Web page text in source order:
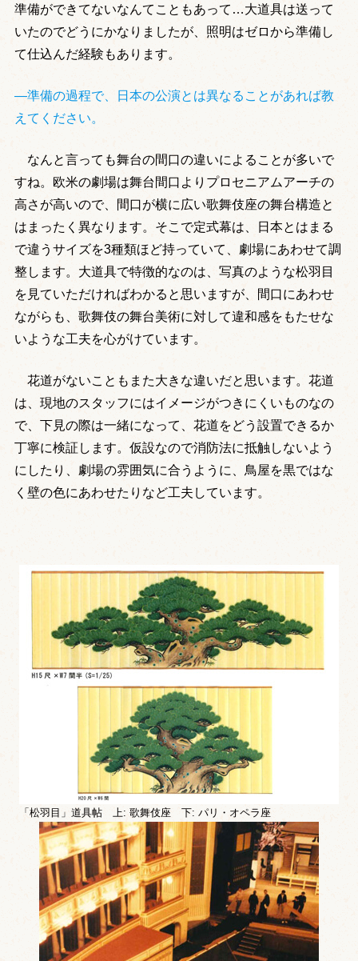
準備ができてないなんてこともあって…大道具は送って
いたのでどうにかなりましたが、照明はゼロから準備し
て仕込んだ経験もあります。
―準備の過程で、日本の公演とは異なることがあれば教
えてください。
なんと言っても舞台の間口の違いによることが多いで
すね。欧米の劇場は舞台間口よりプロセニアムアーチの
高さが高いので、間口が横に広い歌舞伎座の舞台構造と
はまったく異なります。そこで定式幕は、日本とはまる
で違うサイズを3種類ほど持っていて、劇場にあわせて調
整します。大道具で特徴的なのは、写真のような松羽目
を見ていただければわかると思いますが、間口にあわせ
ながらも、歌舞伎の舞台美術に対して違和感をもたせな
いような工夫を心がけています。
花道がないこともまた大きな違いだと思います。花道
は、現地のスタッフにはイメージがつきにくいものなの
で、下見の際は一緒になって、花道をどう設置できるか
丁寧に検証します。仮設なので消防法に抵触しないよう
にしたり、劇場の雰囲気に合うように、鳥屋を黒ではな
く壁の色にあわせたりなど工夫しています。
「松羽目」道具帖 上: 歌舞伎座 下: パリ・オペラ座